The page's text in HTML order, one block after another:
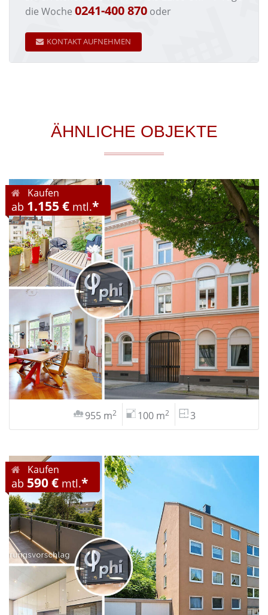
die Woche 0241-400 870 oder
KONTAKT AUFNEHMEN
ÄHNLICHE OBJEKTE
Kaufen
ab 1.155 € mtl.*
955 m2 100 m2 3
Kaufen
ab 590 € mtl.*